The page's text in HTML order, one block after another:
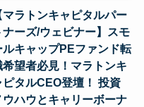
マラトンキャピタルパー
ナーズ/ウェビナー】スモ
ルキャップPEファンド転
希望者必見！マラトンキ
ピタルCEO登壇！ 投資
ウハウとキャリーボーナ